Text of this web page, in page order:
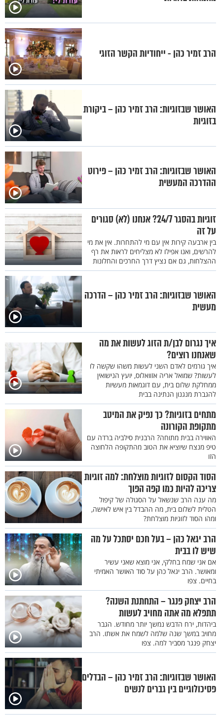
הרב זמיר כהן - ייחודיות הקשר הזוגי
האושר שבזוגיות: הרב זמיר כהן – ביקורת
בזוגיות
האושר שבזוגיות: הרב זמיר כהן – פירוט
ההדרכה המעשית
זוגיות בהסגר 24/7? אנחנו (לא) סגורים
על זה
בין ארבעה קירות אין עם מי להתחרות. אין את מי
להרשים, ואנו אפילו לא מצליחים לראות את רף
ההצלחות, גם אם נציץ דרך החרכים והחלונות
האושר שבזוגיות: הרב זמיר כהן – הדרכה
מעשית
איך נגרום לבן/ת הזוג לעשות את מה
שאנחנו רוצים?
איך גורמים לאדם השני לעשות משהו שקשה לו
לעשות? שמואל אריה אזוואלוס, יועץ הנישואין
ממחלקת שלום בית, עם דוגמאות מעשיות
להגברת מנגנון הנתינה בבית
מתחים בזוגיות? כך נפיק את המיטב
מתקופת הקורונה
האווירה בבית מתוחה? הרבנית סילביה ברדה עם
טיפ מנצח שיוציא את הטוב מהתקופה הלחוצה
הזו
הסוד הקסום לזוגיות מוצלחת: למה זוגיות
צריכה להיות כמו קפה הפוך
מה ענה הרב שנשאל על הסגולה של קיפול
הטלית לשלום בית, מה ההבדל בין איש לאישה,
ומהו הסוד לזוגיות מוצלחת?
הרב יגאל כהן – בעל חכם יסתכל על מה
שיש לו בבית
אם אני שמח בחלקי, אני מוצא שאני עשיר
ומאושר. הרב יגאל כהן על סוד האושר האמיתי
בחיים. צפו
הרב יצחק פנגר – התחתנת השנה?
תתפלא מה אתה מחויב לעשות
ביהדות, ירח הדבש נמשך יותר מחודש. הגבר
מחויב במשך שנה שלמה לשמח את אשתו. הרב
יצחק פנגר מסביר למה. צפו
האושר שבזוגיות: הרב זמיר כהן – הבדלים
פסיכולוגיים בין גברים לנשים